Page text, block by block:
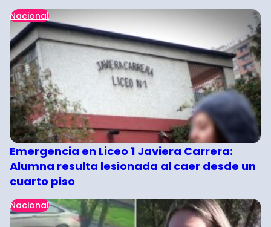
Nacional
Emergencia en Liceo 1 Javiera Carrera:
Alumna resulta lesionada al caer desde un
cuarto piso
Nacional